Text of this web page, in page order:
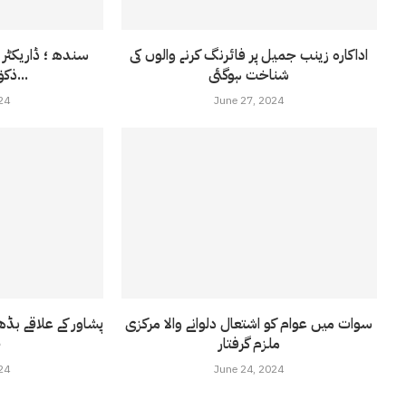
سندھ ؛
ذکوٰۃ ،صدقات کے...
اداکارہ زینب جمیل پر فائرنگ کرنے والوں کی
شناخت ہوگئی
June 27, 2024
سوات میں عوام کو اشتعال دلوانے والا مرکزی
ملزم گرفتار
June 24, 2024